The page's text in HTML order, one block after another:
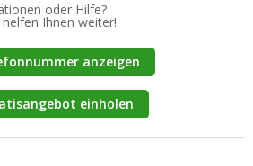
oder Hilfe?
Ihnen weiter!
anzeigen
einholen